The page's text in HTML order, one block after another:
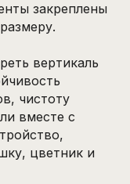
закреплены
вертикаль
чистоту
вместе с
цветник и